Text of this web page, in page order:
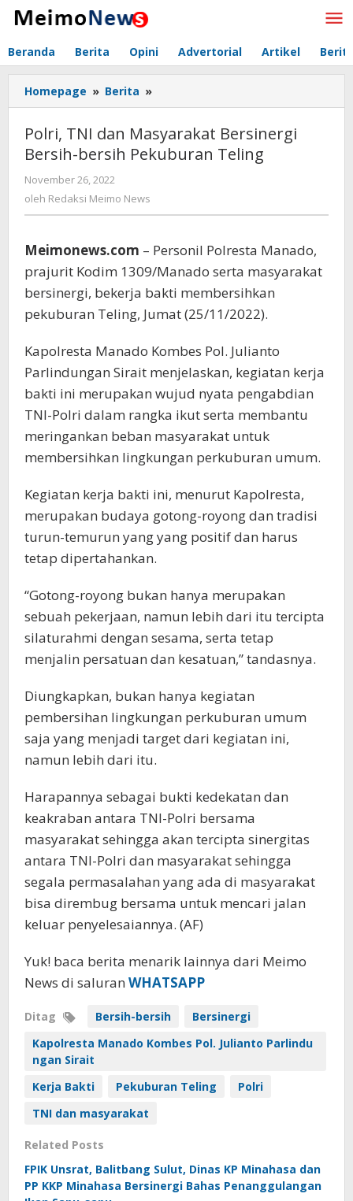
Lewati
Beranda Berita Opini Advertorial Artikel
Homepage » Berita »
TNI
Masyarakat
Bersinergi
Polri, TNI dan Masyarakat Bersinergi
Bersih-bersih Pekuburan Teling
November 26, 2022
Redaksi
oleh Redaksi Meimo News
Meimonews.com – Personil Polresta Manado,
prajurit Kodim 1309/Manado serta masyarakat
bersinergi, bekerja bakti membersihkan
pekuburan Teling, Jumat (25/11/2022).
Kapolresta Manado Kombes Pol. Julianto
Parlindungan Sirait menjelaskan, kegiatan kerja
bakti ini merupakan wujud nyata pengabdian
TNI-Polri dalam rangka ikut serta membantu
meringankan beban masyarakat untuk
membersihkan lingkungan perkuburan umum.
Kegiatan kerja bakti ini, menurut Kapolresta,
merupakan budaya gotong-royong dan tradisi
turun-temurun yang yang positif dan harus
tetap dipertahankan.
“Gotong-royong bukan hanya merupakan
sebuah pekerjaan, namun lebih dari itu tercipta
silaturahmi dengan sesama, serta tetap
menjalin persatuan dan kesatuan,” tandasnya.
Diungkapkan, bukan hanya kegiatan
pembersihan lingkungan perkuburan umum
saja yang menjadi target dari kegiatan ini,
namun lebih dari itu.
Harapannya sebagai bukti kedekatan dan
keakraban antara TNI-Polri bersama
masyarakat sehingga akan tercipta sinergitas
antara TNI-Polri dan masyarakat sehingga
segala permasalahan yang ada di masyarakat
bisa dirembug bersama untuk mencari jalan
keluar penyelesaiannya. (AF)
Yuk! baca berita menarik lainnya dari Meimo
News di saluran WHATSAPP
Ditag Bersih-bersih
Bersinergi
Kapolresta Manado Kombes Pol. Julianto Parlindu
ngan Sirait
Kerja Bakti
Pekuburan Teling
Polri
TNI dan masyarakat
Related Posts
FPIK Unsrat, Balitbang Sulut, Dinas KP Minahasa dan
PP KKP Minahasa Bersinergi Bahas Penanggulangan